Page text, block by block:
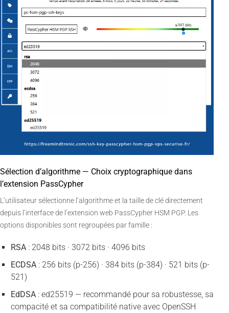
Sélection d’algorithme — Choix cryptographique dans
l’extension PassCypher
L’utilisateur sélectionne l’algorithme et la taille de clé directement
depuis l’interface de l’extension web PassCypher HSM PGP. Les
options disponibles sont regroupées par famille :
RSA: 2048 bits · 3072 bits · 4096 bits
ECDSA: 256 bits (p-256) · 384 bits (p-384) · 521 bits (p-
521)
EdDSA: ed25519 — recommandé pour sa robustesse, sa
compacité et sa compatibilité native avec OpenSSH